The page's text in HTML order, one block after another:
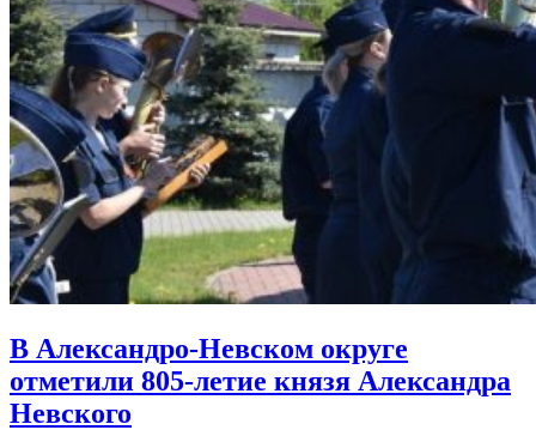
В Александро-Невском округе
отметили 805-летие князя Александра
Невского